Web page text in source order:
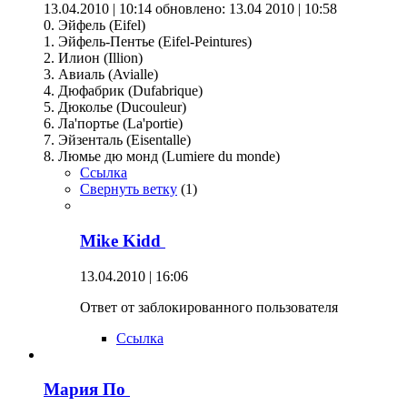
13.04.2010 | 10:14 обновлено: 13.04 2010 | 10:58
0. Эйфель (Eifel)
1. Эйфель-Пентье (Eifel-Peintures)
2. Илион (Illion)
3. Авиаль (Avialle)
4. Дюфабрик (Dufabrique)
5. Дюколье (Ducouleur)
6. Ла'портье (La'portie)
7. Эйзенталь (Eisentalle)
8. Люмье дю монд (Lumiere du monde)
Ссылка
Свернуть ветку (1)
Mike Kidd
13.04.2010 | 16:06
Ответ от заблокированного пользователя
Ссылка
Мария По